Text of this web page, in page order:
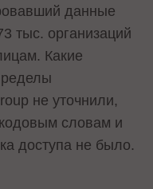
данные
тыс. организаций
Какие
не уточнили,
словам и
доступа не было.